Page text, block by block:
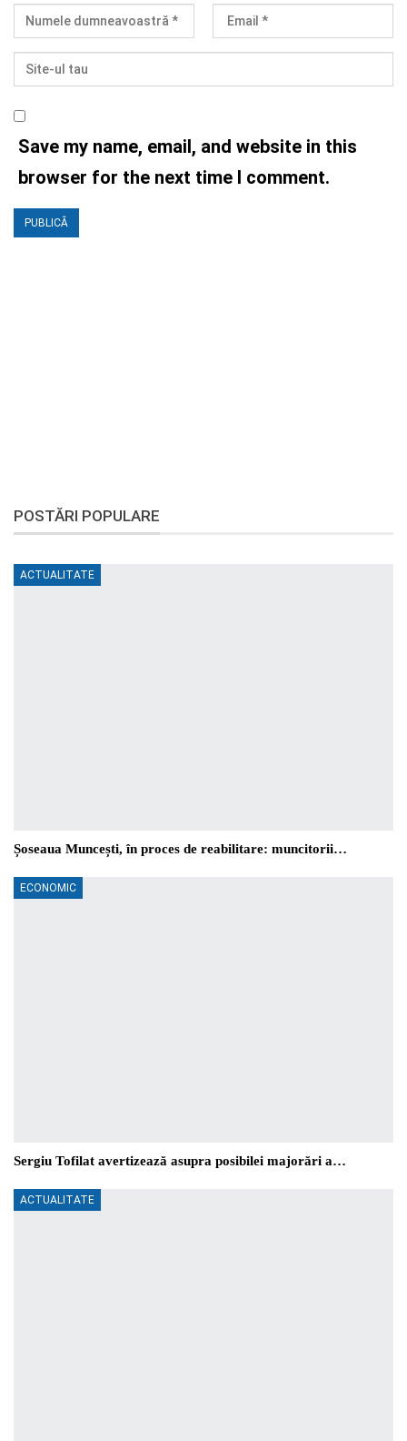
Save my name, email, and website in this
browser for the next time I comment.
POSTĂRI POPULARE
ACTUALITATE
Șoseaua Muncești, în proces de reabilitare: muncitorii…
ECONOMIC
Sergiu Tofilat avertizează asupra posibilei majorări a…
ACTUALITATE